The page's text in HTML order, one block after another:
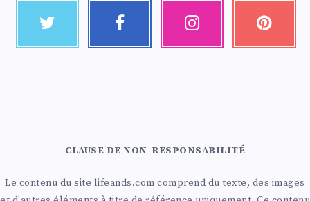
CLAUSE DE NON-RESPONSABILITÉ
Le contenu du site lifeands.com comprend du texte, des images